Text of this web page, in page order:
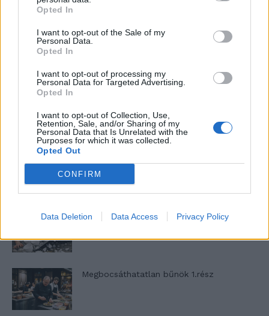
Opted In
I want to opt-out of the Sale of my
Personal Data.
Opted In
I want to opt-out of processing my
Personal Data for Targeted Advertising.
Opted In
I want to opt-out of Collection, Use,
Retention, Sale, and/or Sharing of my
Personal Data that Is Unrelated with the
Purposes for which it was collected.
Opted Out
CONFIRM
Data Deletion Data Access Privacy Policy
Halál a Tresco-szigeten – A Josh Clayton-
Megbocsáthatatlan bűnök 2.rész
Megbocsáthatatlan bűnök 1.rész